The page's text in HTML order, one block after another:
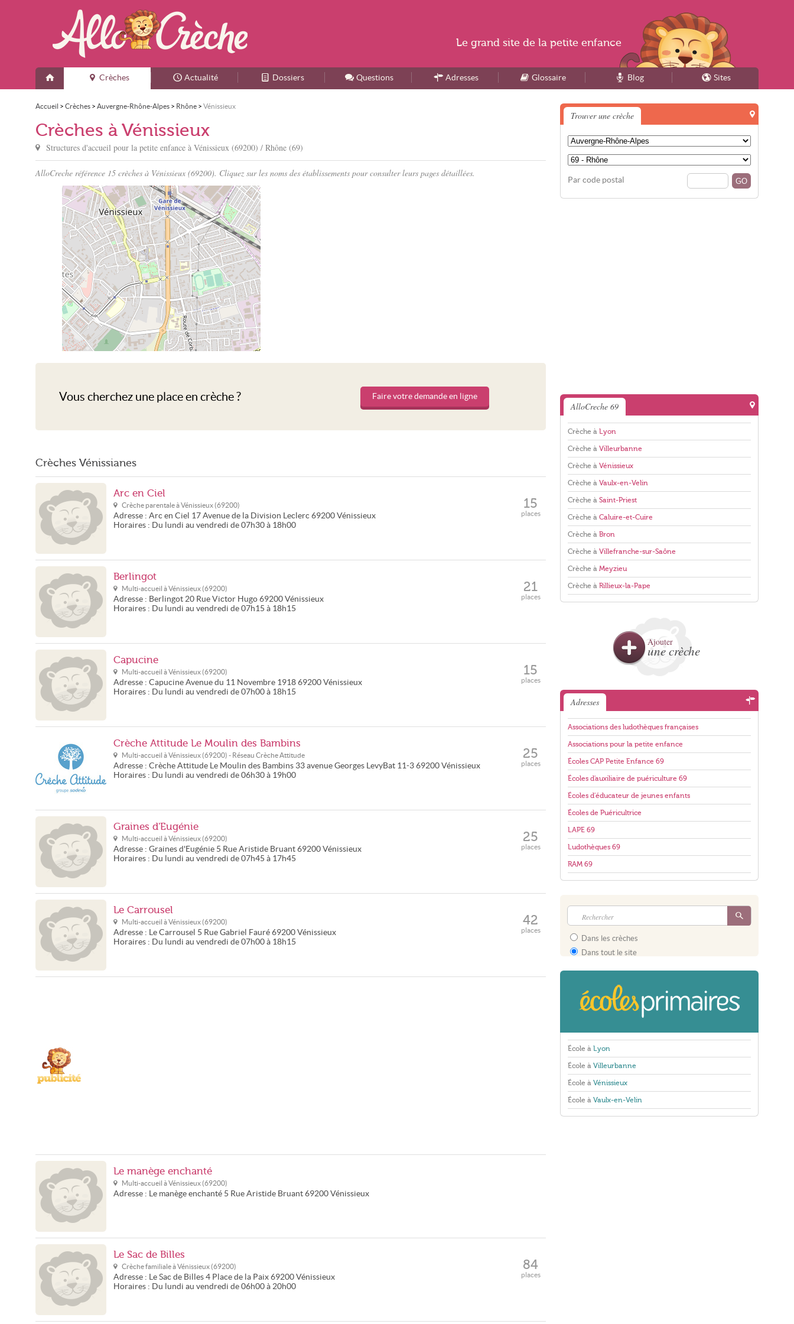
Accueil
Crèches Actualité Dossiers Questions Adresses Glossaire Blog Sites
Accueil > Crèches > Auvergne-Rhône-Alpes > Rhône > Vénissieux
Crèches à Vénissieux
Structures d'accueil pour la petite enfance à Vénissieux (69200) / Rhône (69)
AlloCreche référence 15 crèches à Vénissieux (69200). Cliquez sur les noms des établissements pour consulter leurs pages détaillées.
Vous cherchez une place en crèche ? Faire votre demande en ligne
Crèches Vénissianes
Arc en Ciel
Crèche parentale àVénissieux (69200)
Adresse : Arc en Ciel 17 Avenue de la Division Leclerc 69200 Vénissieux
Horaires : Du lundi au vendredi de 07h30 à 18h00
15
places
Berlingot
Multi-accueil àVénissieux (69200)
Adresse : Berlingot 20 Rue Victor Hugo 69200 Vénissieux
Horaires : Du lundi au vendredi de 07h15 à 18h15
21
places
Capucine
Multi-accueil àVénissieux (69200)
Adresse : Capucine Avenue du 11 Novembre 1918 69200 Vénissieux
Horaires : Du lundi au vendredi de 07h00 à 18h15
15
places
Crèche Attitude Le Moulin des Bambins
Multi-accueil àVénissieux (69200) - Réseau Crèche Attitude
Adresse : Crèche Attitude Le Moulin des Bambins 33 avenue Georges LevyBat 11-3 69200 Vénissieux
Horaires : Du lundi au vendredi de 06h30 à 19h00
25
places
Graines d'Eugénie
Multi-accueil àVénissieux (69200)
Adresse : Graines d'Eugénie 5 Rue Aristide Bruant 69200 Vénissieux
Horaires : Du lundi au vendredi de 07h45 à 17h45
25
places
Le Carrousel
Multi-accueil àVénissieux (69200)
Adresse : Le Carrousel 5 Rue Gabriel Fauré 69200 Vénissieux
Horaires : Du lundi au vendredi de 07h00 à 18h15
42
places
Le manège enchanté
Multi-accueil àVénissieux (69200)
Adresse : Le manège enchanté 5 Rue Aristide Bruant 69200 Vénissieux
Le Sac de Billes
Crèche familiale àVénissieux (69200)
Adresse : Le Sac de Billes 4 Place de la Paix 69200 Vénissieux
Horaires : Du lundi au vendredi de 06h00 à 20h00
84
places
Trouver une crèche
Par code postal
AlloCreche 69
Crèche à Lyon
Crèche à Villeurbanne
Crèche à Vénissieux
Crèche à Vaulx-en-Velin
Crèche à Saint-Priest
Crèche à Caluire-et-Cuire
Crèche à Bron
Crèche à Villefranche-sur-Saône
Crèche à Meyzieu
Crèche à Rillieux-la-Pape
Ajouter
une crèche
Adresses
Associations des ludothèques françaises
Associations pour la petite enfance
Écoles CAP Petite Enfance 69
Écoles d'auxiliaire de puériculture 69
Écoles d'éducateur de jeunes enfants
Écoles de Puéricultrice
LAPE 69
Ludothèques 69
RAM 69
Dans les crèches
Dans tout le site
École à Lyon
École à Villeurbanne
École à Vénissieux
École à Vaulx-en-Velin
Le grand site de la petite enfance